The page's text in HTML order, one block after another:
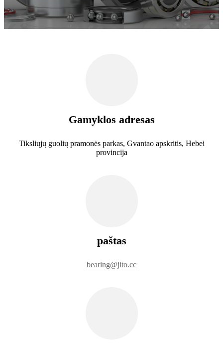
Gamyklos adresas
Tiksliųjų guolių pramonės parkas, Gvantao apskritis, Hebei
provincija
paštas
bearing@jito.cc